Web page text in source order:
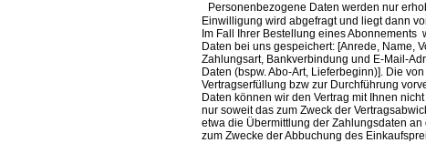
Personenbezogene Daten werden nur
Einwilligung wird abgefragt und liegt dann
Im Fall Ihrer Bestellung eines
Daten bei uns gespeichert: [Anrede, Name,
Zahlungsart, Bankverbindung und E-Mail-
Daten (bspw. Abo-Art, Lieferbeginn)]. Die
Vertragserfüllung bzw zur Durchführung
Daten können wir den Vertrag mit Ihnen
nur soweit das zum Zweck der
etwa die Übermittlung der Zahlungsdaten
zum Zwecke der Abbuchung des